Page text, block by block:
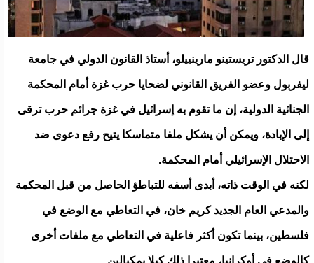
قال الدكتور تريستينو مارينييلو، أستاذ القانون الدولي في جامعة
ليفربول وعضو الفريق القانوني لضحايا حرب غزة أمام المحكمة
الجنائية الدولية، إن ما تقوم به إسرائيل في غزة جرائم حرب ترقى
إلى الإبادة، ويمكن أن يشكل ملفا متماسكا يتيح رفع دعوى ضد
الاحتلال الإسرائيلي أمام المحكمة.
لكنه في الوقت ذاته، أبدى أسفه للتباطؤ الحاصل من قبل المحكمة
والمدعي العام الجديد كريم خان، في التعاطي مع الوضع في
فلسطين، بينما تكون أكثر فاعلية في التعاطي مع ملفات أخرى
كالوضع في أوكرانيا، معتبرا ذلك كيلا بمكيالين.